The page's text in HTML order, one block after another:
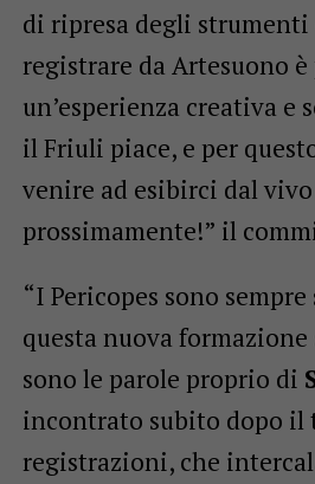
di ripresa degli strumenti
registrare da Artesuono
un’esperienza creativa e
il Friuli piace, e per
venire ad esibirci dal vivo
prossimamente!” il
“I Pericopes sono
questa nuova
sono le parole proprio di
incontrato subito dopo il
registrazioni, che